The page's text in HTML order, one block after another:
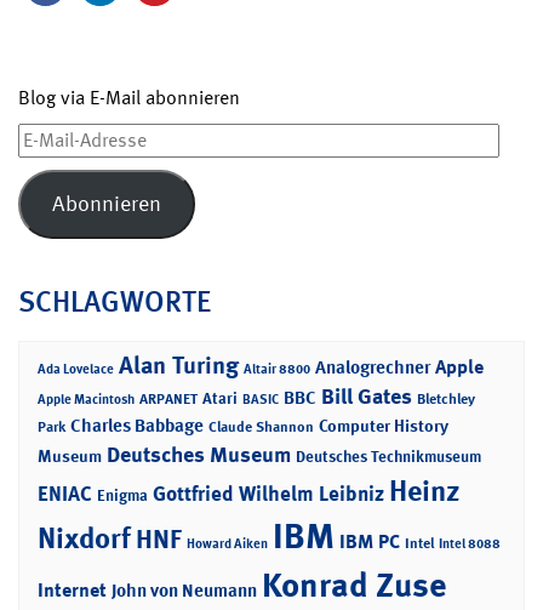
Blog via E-Mail abonnieren
E-
Mail-
Adresse
Abonnieren
SCHLAGWORTE
Ada Lovelace Alan Turing Altair 8800 Analogrechner Apple
Apple Macintosh ARPANET Atari BASIC BBC Bill Gates Bletchley
Park Charles Babbage Claude Shannon Computer History
Museum Deutsches Museum Deutsches Technikmuseum
ENIAC Enigma Gottfried Wilhelm Leibniz Heinz
NixdorfHNF Howard Aiken IBM IBM PC Intel Intel 8088
Internet John von Neumann Konrad Zuse